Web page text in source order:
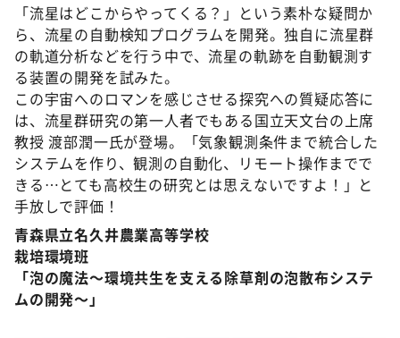
「流星はどこからやってくる？」という素朴な疑問か
ら、流星の自動検知プログラムを開発。独自に流星群
の軌道分析などを行う中で、流星の軌跡を自動観測す
る装置の開発を試みた。
この宇宙へのロマンを感じさせる探究への質疑応答に
は、流星群研究の第一人者でもある国立天文台の上席
教授 渡部潤一氏が登場。「気象観測条件まで統合した
システムを作り、観測の自動化、リモート操作までで
きる…とても高校生の研究とは思えないですよ！」と
手放しで評価！
青森県立名久井農業高等学校
栽培環境班
「泡の魔法～環境共生を支える除草剤の泡散布システ
ムの開発～」